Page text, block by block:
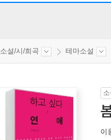
소설/시/희곡 테마소설
이